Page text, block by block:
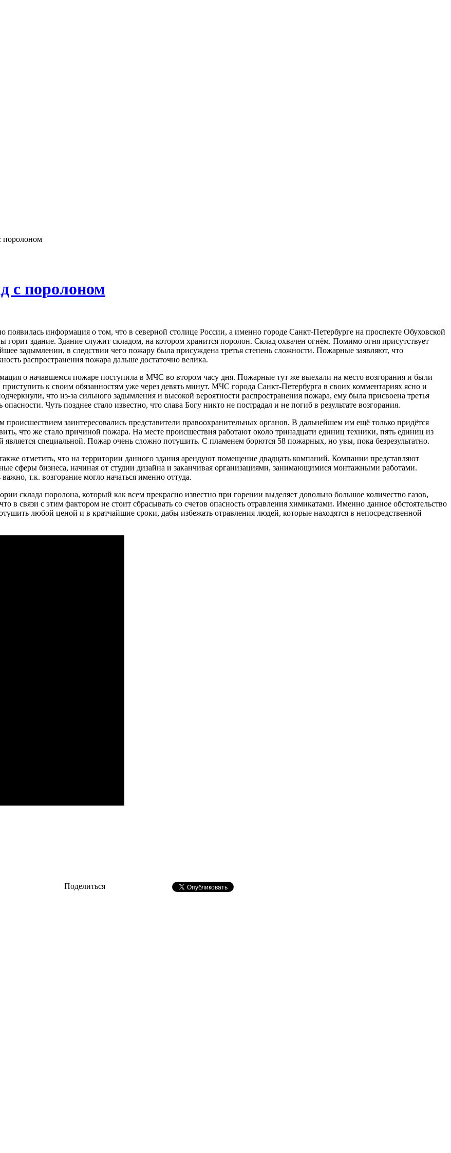
поролоном
с поролоном
появилась информация о том, что в северной столице России, а именно городе Санкт-Петербурге на проспекте Обуховской
горит здание. Здание служит складом, на котором хранится поролон. Склад охвачен огнём. Помимо огня присутствует
задымлении, в следствии чего пожару была присуждена третья степень сложности. Пожарные заявляют, что
распространения пожара дальше достаточно велика.
о начавшемся пожаре поступила в МЧС во втором часу дня. Пожарные тут же выехали на место возгорания и были
приступить к своим обязанностям уже через девять минут. МЧС города Санкт-Петербурга в своих комментариях ясно и
что из-за сильного задымления и высокой вероятности распространения пожара, ему была присвоена третья
опасности. Чуть позднее стало известно, что слава Богу никто не пострадал и не погиб в результате возгорания.
происшествием заинтересовались представители правоохранительных органов. В дальнейшем им ещё только придётся
что же стало причиной пожара. На месте происшествия работают около тринадцати единиц техники, пять единиц из
является специальной. Пожар очень сложно потушить. С пламенем борются 58 пожарных, но увы, пока безрезультатно.
отметить, что на территории данного здания арендуют помещение двадцать компаний. Компании представляют
сферы бизнеса, начиная от студии дизайна и заканчивая организациями, занимающимися монтажными работами.
т.к. возгорание могло начаться именно оттуда.
склада поролона, который как всем прекрасно известно при горении выделяет довольно большое количество газов,
в связи с этим фактором не стоит сбрасывать со счетов опасность отравления химикатами. Именно данное обстоятельство
любой ценой и в кратчайшие сроки, дабы избежать отравления людей, которые находятся в непосредственной
Поделиться